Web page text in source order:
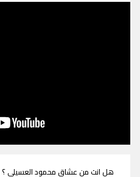
هل انت من عشاق محمود العسيلى ؟